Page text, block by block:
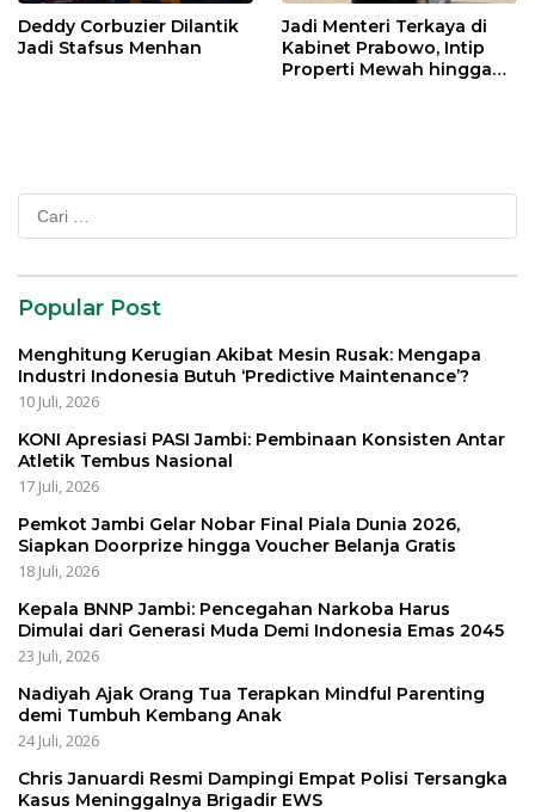
Deddy Corbuzier Dilantik
Jadi Stafsus Menhan
Jadi Menteri Terkaya di
Kabinet Prabowo, Intip
Properti Mewah hingga
Cari
untuk:
Popular Post
Menghitung Kerugian Akibat Mesin Rusak: Mengapa
Industri Indonesia Butuh ‘Predictive Maintenance’?
10 Juli, 2026
KONI Apresiasi PASI Jambi: Pembinaan Konsisten Antar
Atletik Tembus Nasional
17 Juli, 2026
Pemkot Jambi Gelar Nobar Final Piala Dunia 2026,
Siapkan Doorprize hingga Voucher Belanja Gratis
18 Juli, 2026
Kepala BNNP Jambi: Pencegahan Narkoba Harus
Dimulai dari Generasi Muda Demi Indonesia Emas 2045
23 Juli, 2026
Nadiyah Ajak Orang Tua Terapkan Mindful Parenting
demi Tumbuh Kembang Anak
24 Juli, 2026
Chris Januardi Resmi Dampingi Empat Polisi Tersangka
Kasus Meninggalnya Brigadir EWS